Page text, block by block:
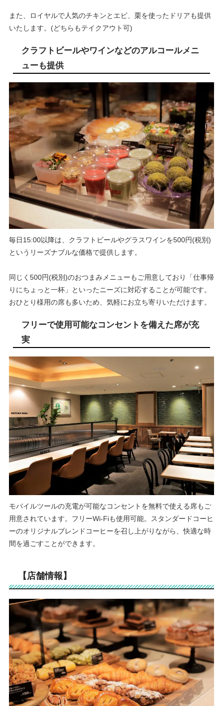
また、ロイヤルで人気のチキンとエビ、栗を使ったドリアも提供
いたします。(どちらもテイクアウト可)
クラフトビールやワインなどのアルコールメニ
ューも提供
毎日15:00以降は、クラフトビールやグラスワインを500円(税別)
というリーズナブルな価格で提供します。
同じく500円(税別)のおつまみメニューもご用意しており「仕事帰
りにちょっと一杯」といったニーズに対応することが可能です。
おひとり様用の席も多いため、気軽にお立ち寄りいただけます。
フリーで使用可能なコンセントを備えた席が充
実
モバイルツールの充電が可能なコンセントを無料で使える席もご
用意されています。フリーWi-Fiも使用可能。スタンダードコーヒ
ーのオリジナルブレンドコーヒーを召し上がりながら、快適な時
間を過ごすことができます。
【店舗情報】